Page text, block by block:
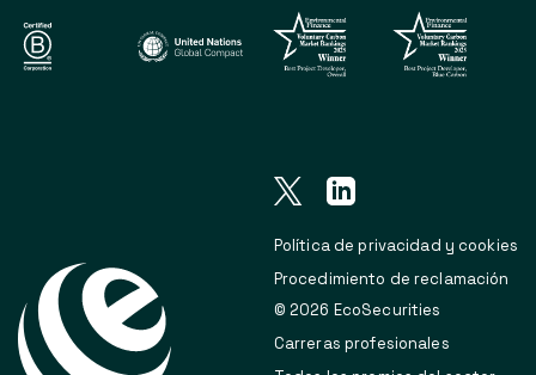
Política de privacidad y cookies
Procedimiento de reclamación
© 2026 EcoSecurities
Carreras profesionales